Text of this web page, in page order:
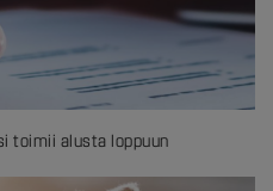
toimii alusta loppuun